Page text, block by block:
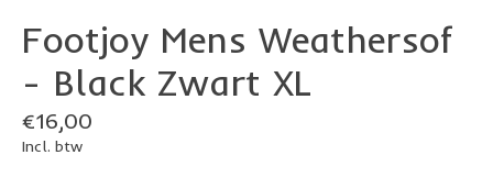
Footjoy Mens Weathersof
- Black Zwart XL
€16,00
Incl. btw